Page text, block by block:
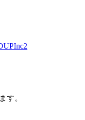
す。